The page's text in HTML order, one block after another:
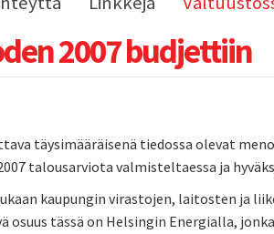
2007 budjettiin
täysimääräisenä tiedossa olevat
talousarviota valmisteltaessa ja
kaupungin virastojen, laitosten ja
osuus tässä on Helsingin Energialla,